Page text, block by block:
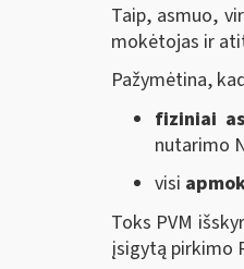
Taip, asmuo,
mokėtojas ir
Pažymėtina,
fiziniai
nutarimo
visi
Toks PVM
įsigytą pirkimo